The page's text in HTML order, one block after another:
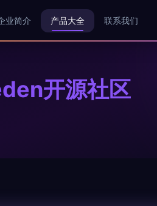
业简介 产品大全 联系我们
开源社区